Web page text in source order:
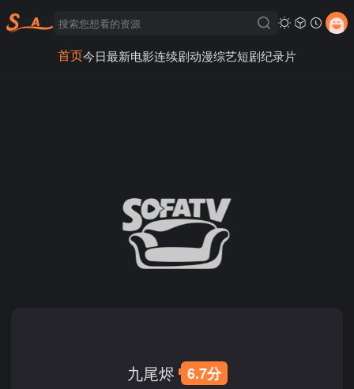
首页今日最新电影连续剧动漫综艺短剧纪录片
九尾烬 6.7分